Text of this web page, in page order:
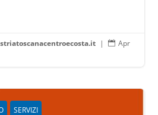
|  Apr
SERVIZI